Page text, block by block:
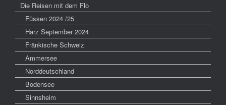
Die Reisen mit dem Flo
Füssen 2024 /25
Harz September 2024
Fränkische Schweiz
Ammersee
Norddeutschland
Bodensee
Sinnsheim